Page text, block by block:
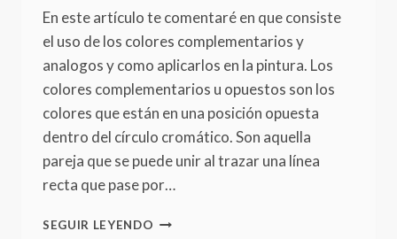
En este artículo te comentaré en que consiste
el uso de los colores complementarios y
analogos y como aplicarlos en la pintura. Los
colores complementarios u opuestos son los
colores que están en una posición opuesta
dentro del círculo cromático. Son aquella
pareja que se puede unir al trazar una línea
recta que pase por…
SEGUIR LEYENDO COLORES